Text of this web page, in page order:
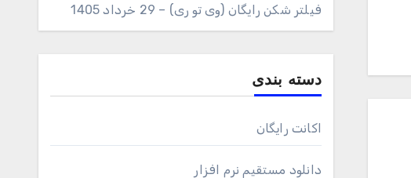
فیلتر شکن رایگان (وی تو ری) – 29 خرداد 1405
دسته بندی
اکانت رایگان
دانلود مستقیم نرم افزار